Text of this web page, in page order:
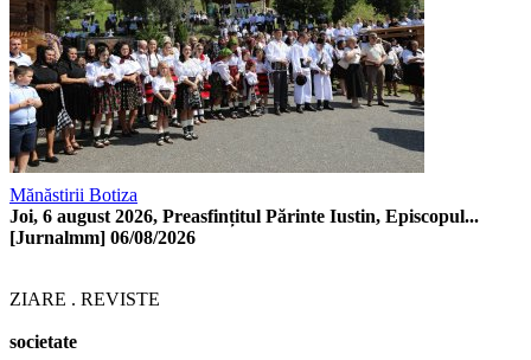
Mănăstirii Botiza
Joi, 6 august 2026, Preasfințitul Părinte Iustin, Episcopul...
[Jurnalmm] 06/08/2026
ZIARE . REVISTE
societate